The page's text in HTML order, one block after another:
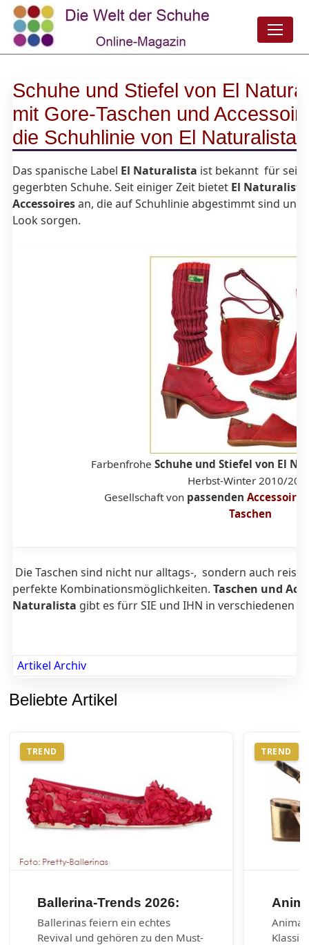
Schuhe und Stiefel von El
mit Gore-Taschen und
die Schuhlinie von El
Das spanische Label El Naturalista ist bekannt für
gegerbten Schuhe. Seit einiger Zeit bietet El
Accessoiresan, die auf Schuhlinie abgestimmt sind
Look sorgen.
Farbenfrohe Schuhe und Stiefel von El
Herbst-Winter 2010/
Gesellschaft von passenden
Taschen
Die Taschen sind nicht nur alltags-, sondern auch
perfekte Kombinationsmöglichkeiten. Taschen und
Naturalista gibt es fürr SIE und IHN in verschiedenen
Artikel Archiv
Beliebte Artikel
TREND
Ballerina-Trends 2026:
Ballerinas feiern ein echtes
Revival und gehören zu den Must-
TREND